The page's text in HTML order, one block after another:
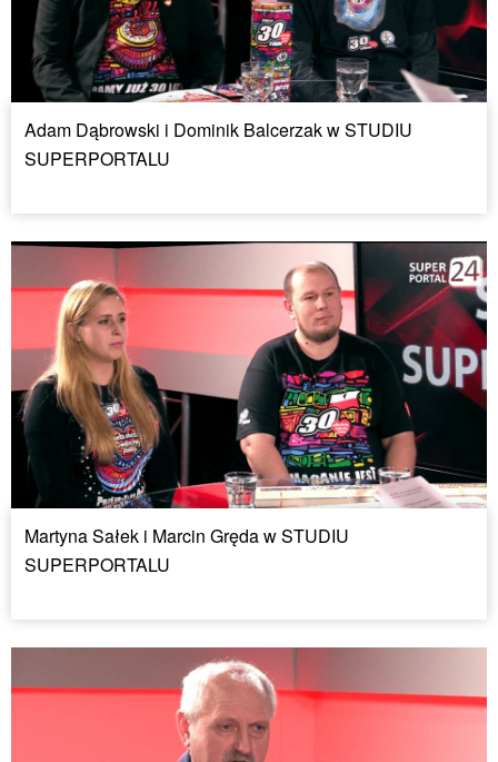
Adam Dąbrowski i Dominik Balcerzak w STUDIU
SUPERPORTALU
Martyna Sałek i Marcin Gręda w STUDIU
SUPERPORTALU